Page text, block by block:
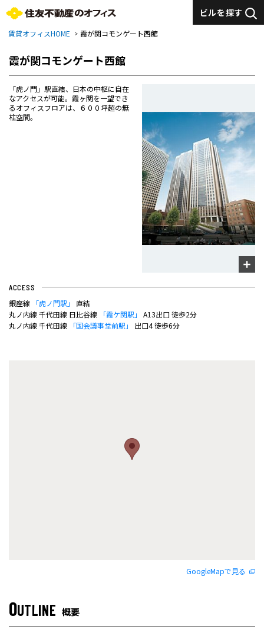
ビルを探す
賃貸オフィスHOME 霞が関コモンゲート西館
霞が関コモンゲート西館
「虎ノ門」駅直結、日本の中枢に自在
なアクセスが可能。霞ヶ関を一望でき
るオフィスフロアは、６００坪超の無
柱空間。
ACCESS
銀座線
「虎ノ門駅」 直結
丸ノ内線 千代田線 日比谷線
「霞ケ関駅」 A13出口 徒歩2分
丸ノ内線 千代田線
「国会議事堂前駅」 出口4 徒歩6分
GoogleMapで見る
OUTLINE 概要